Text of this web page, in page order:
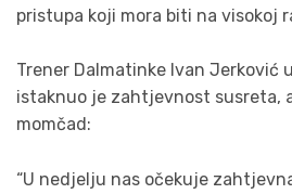
pristupa koji mora biti na visokoj
Trener Dalmatinke Ivan Jerković
istaknuo je zahtjevnost susreta,
momčad:
“U nedjelju nas očekuje